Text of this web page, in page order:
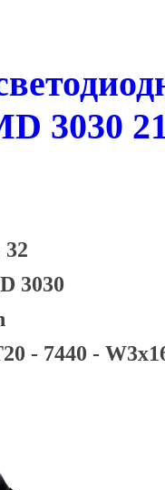
3030
32
3030
- 7440 -